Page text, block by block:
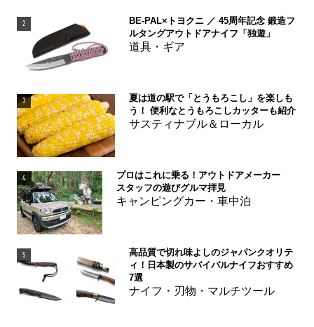
2
BE-PAL×トヨクニ ／ 45周年記念 鍛造フ
ルタングアウトドアナイフ「独遊」
道具・ギア
3
夏は道の駅で「とうもろこし」を楽しも
う！ 便利なとうもろこしカッターも紹介
サスティナブル＆ローカル
4
プロはこれに乗る！アウトドアメーカー
スタッフの遊びグルマ拝見
キャンピングカー・車中泊
5
高品質で切れ味よしのジャパンクオリテ
ィ！日本製のサバイバルナイフおすすめ
7選
ナイフ・刃物・マルチツール